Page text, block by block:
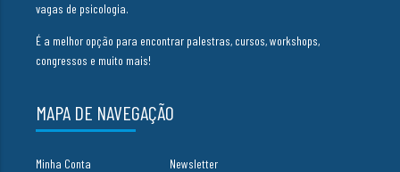
vagas de psicologia.
É a melhor opção para encontrar palestras, cursos, workshops,
congressos e muito mais!
MAPA DE NAVEGAÇÃO
Minha Conta Newsletter